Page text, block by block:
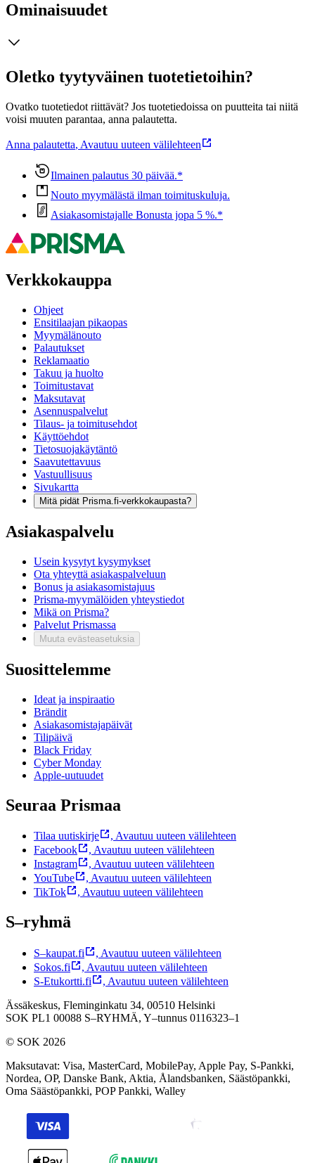
Ominaisuudet
Oletko tyytyväinen tuotetietoihin?
Ovatko tuotetiedot riittävät? Jos tuotetiedoissa on puutteita tai niitä
voisi muuten parantaa, anna palautetta.
Anna palautetta, Avautuu uuteen välilehteen
Ilmainen palautus 30 päivää.*
Nouto myymälästä ilman toimituskuluja.
Asiakasomistajalle Bonusta jopa 5 %.*
Verkkokauppa
Ohjeet
Ensitilaajan pikaopas
Myymälänouto
Palautukset
Reklamaatio
Takuu ja huolto
Toimitustavat
Maksutavat
Asennuspalvelut
Tilaus- ja toimitusehdot
Käyttöehdot
Tietosuojakäytäntö
Saavutettavuus
Vastuullisuus
Sivukartta
Mitä pidät Prisma.fi-verkkokaupasta?
Asiakaspalvelu
Usein kysytyt kysymykset
Ota yhteyttä asiakaspalveluun
Bonus ja asiakasomistajuus
Prisma-myymälöiden yhteystiedot
Mikä on Prisma?
Palvelut Prismassa
Muuta evästeasetuksia
Suosittelemme
Ideat ja inspiraatio
Brändit
Asiakasomistajapäivät
Tilipäivä
Black Friday
Cyber Monday
Apple-uutuudet
Seuraa Prismaa
Tilaa uutiskirje , Avautuu uuteen välilehteen
Facebook
, Avautuu uuteen välilehteen
Instagram
, Avautuu uuteen välilehteen
YouTube
, Avautuu uuteen välilehteen
TikTok
, Avautuu uuteen välilehteen
S–ryhmä
S–kaupat.fi , Avautuu uuteen välilehteen
Sokos.fi
, Avautuu uuteen välilehteen
S-Etukortti.fi
, Avautuu uuteen välilehteen
Ässäkeskus, Fleminginkatu 34, 00510 Helsinki
SOK PL1 00088 S–RYHMÄ, Y–tunnus 0116323–1
© SOK 2026
Maksutavat: Visa, MasterCard, MobilePay, Apple Pay, S-Pankki,
Nordea, OP, Danske Bank, Aktia, Ålandsbanken, Säästöpankki,
Oma Säästöpankki, POP Pankki, Walley